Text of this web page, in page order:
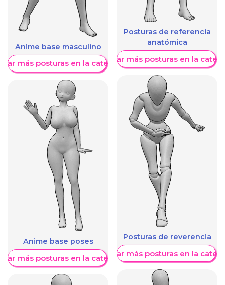
Anime base masculino
más posturas en la categoría
Anime base poses
más posturas en la categoría
Posturas de referencia
anatómica
Mostrar más posturas en la
Posturas de reverencia
Mostrar más posturas en la